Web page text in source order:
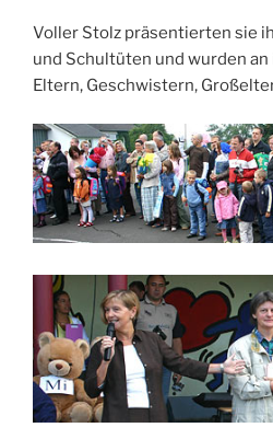
Voller Stolz präsentierten sie
und Schultüten und wurden
Eltern, Geschwistern,